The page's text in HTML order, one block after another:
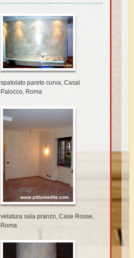
spatolato parete curva, Casal
Palocco, Roma
velatura sala pranzo, Case Rosse,
Roma